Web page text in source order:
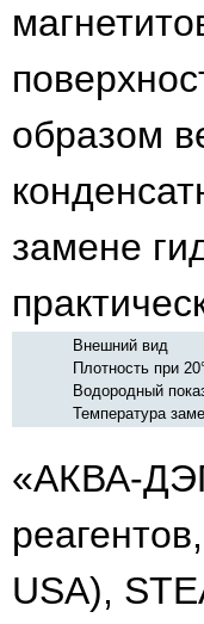
образом
замене
Внешний вид
Плотность при
Водородный
Температура
«АКВА-
USA),